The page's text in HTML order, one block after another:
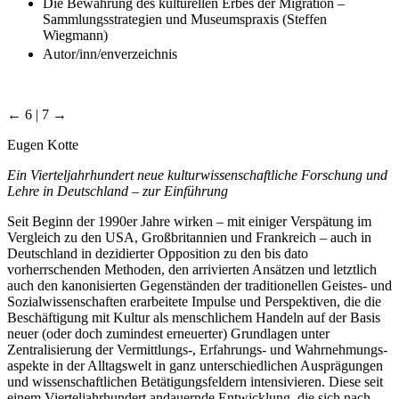
Die Bewahrung des kulturellen Erbes der Migration –
Sammlungsstrategien und Museumspraxis (Steffen
Wiegmann)
Autor/inn/enverzeichnis
← 6 | 7 →
Eugen Kotte
Ein Vierteljahrhundert neue kulturwissenschaftliche Forschung und
Lehre in Deutschland – zur Einführung
Seit Beginn der 1990er Jahre wirken – mit einiger Verspätung im
Vergleich zu den USA, Großbritannien und Frankreich – auch in
Deutschland in dezidierter Opposition zu den bis dato
vorherrschenden Methoden, den arrivierten Ansätzen und letztlich
auch den kanonisierten Gegenständen der traditionellen Geistes- und
Sozialwissenschaften erarbeitete Impulse und Perspektiven, die die
Beschäftigung mit Kultur als menschlichem Handeln auf der Basis
neuer (oder doch zumindest erneuerter) Grundlagen unter
Zentralisierung der Vermittlungs-, Erfahrungs- und Wahrnehmungs­
aspekte in der Alltagswelt in ganz unterschiedlichen Ausprägungen
und wissenschaftlichen Betätigungsfeldern intensivieren. Diese seit